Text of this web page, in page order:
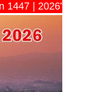
1447 | 2026"